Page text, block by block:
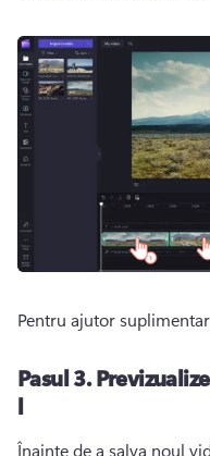
Pentru ajutor
Pasul 3.
l
Înainte de a salva noul